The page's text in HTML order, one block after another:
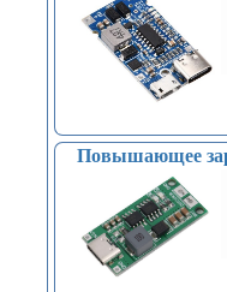
Повышающее